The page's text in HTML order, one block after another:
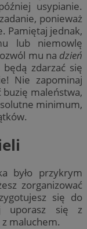
usypianie.
ponieważ
Pamiętaj jednak,
lub niemowlę
mu na dzień
zdarzać się
Nie zapominaj
buzię maleństwa,
minimum,
było przykrym
zorganizować
się do
uporasz się z
z maluchem.